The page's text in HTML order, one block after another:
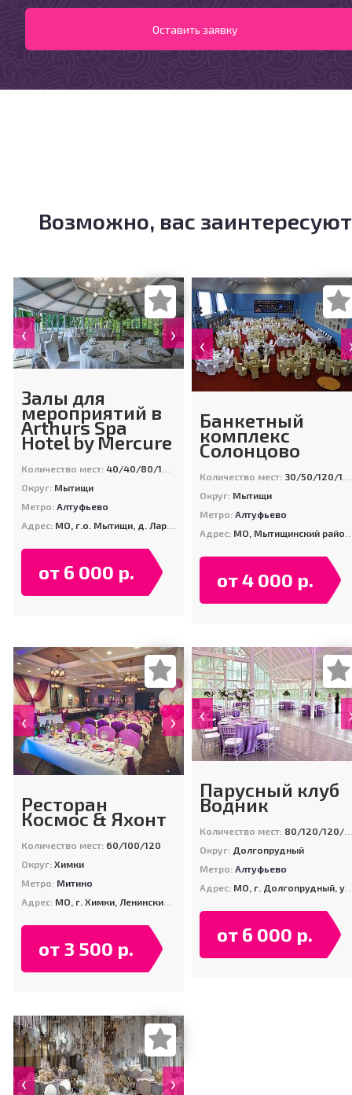
Возможно, вас заинтересуют
‹ ›
Залы для
мероприятий в
Arthurs Spa
Hotel by Mercure
Количество мест:40/40/80/120/120/120/200
Округ: Мытищи
Метро:Алтуфьево
Адрес: МО, г.о. Мытищи, д. Ларёво, ул. Хвойная, стр. 26
от 6 000 р.
‹
Банкетный
комплекс
Солонцово
Количество мест: 30/50/120/120/120/300
Округ: Мытищи
Метро: Алтуфьево
Адрес: МО, Мытищинский район, поселок "Летчик-Испытатель"
от 4 000 р.
‹ ›
Ресторан
Космос & Яхонт
Количество мест: 60/100/120
Округ:Химки
Метро: Митино
Адрес: МО, г. Химки, Ленинский пр-т., д. 2Б (Парк им. Л.Н. Толстого)
от 3 500 р.
‹
Парусный клуб
Водник
Количество мест: 80/120/120/450
Округ: Долгопрудный
Метро: Алтуфьево
Адрес: МО, г. Долгопрудный, ул. Набережная, д. 24
от 6 000 р.
‹ ›